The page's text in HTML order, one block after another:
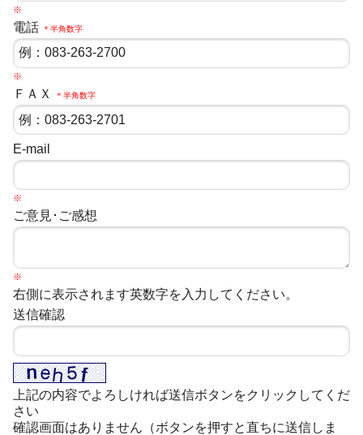
※
電話 ＊半角数字
※
ＦＡＸ ＊半角数字
E-mail
※
ご意見･ご感想
※
右側に表示されます英数字を入力してください。
送信確認
上記の内容でよろしければ送信ボタンをクリックしてくだ
さい
確認画面はありません（ボタンを押すと直ちに送信しま